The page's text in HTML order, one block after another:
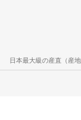
日本最大級の産直（産